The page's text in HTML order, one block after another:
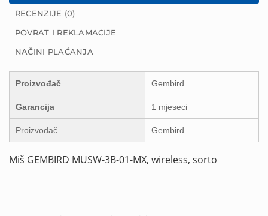
RECENZIJE (0)
POVRAT I REKLAMACIJE
NAČINI PLAĆANJA
Proizvođač Gembird
Garancija 1 mjeseci
Proizvođač Gembird
Miš GEMBIRD MUSW-3B-01-MX, wireless, sorto